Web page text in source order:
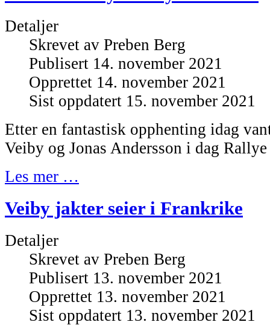
Detaljer
Skrevet av Preben Berg
Publisert 14. november 2021
Opprettet 14. november 2021
Sist oppdatert 15. november 2021
Etter en fantastisk opphenting idag
Veiby og Jonas Andersson i dag
Les mer …
Veiby jakter seier i Frankrike
Detaljer
Skrevet av Preben Berg
Publisert 13. november 2021
Opprettet 13. november 2021
Sist oppdatert 13. november 2021